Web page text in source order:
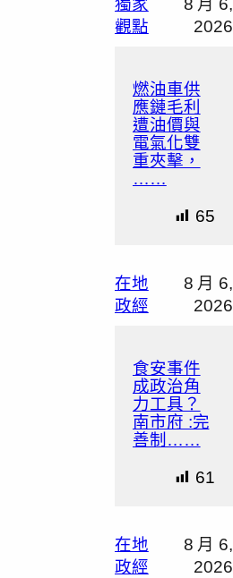
觀點
2026
燃油車供
應鏈毛利
遭油價與
電氣化雙
重夾擊，
……
65
在地
政經
8 月 6,
2026
食安事件
成政治角
力工具？
南市府 :完
善制……
61
在地
政經
8 月 6,
2026